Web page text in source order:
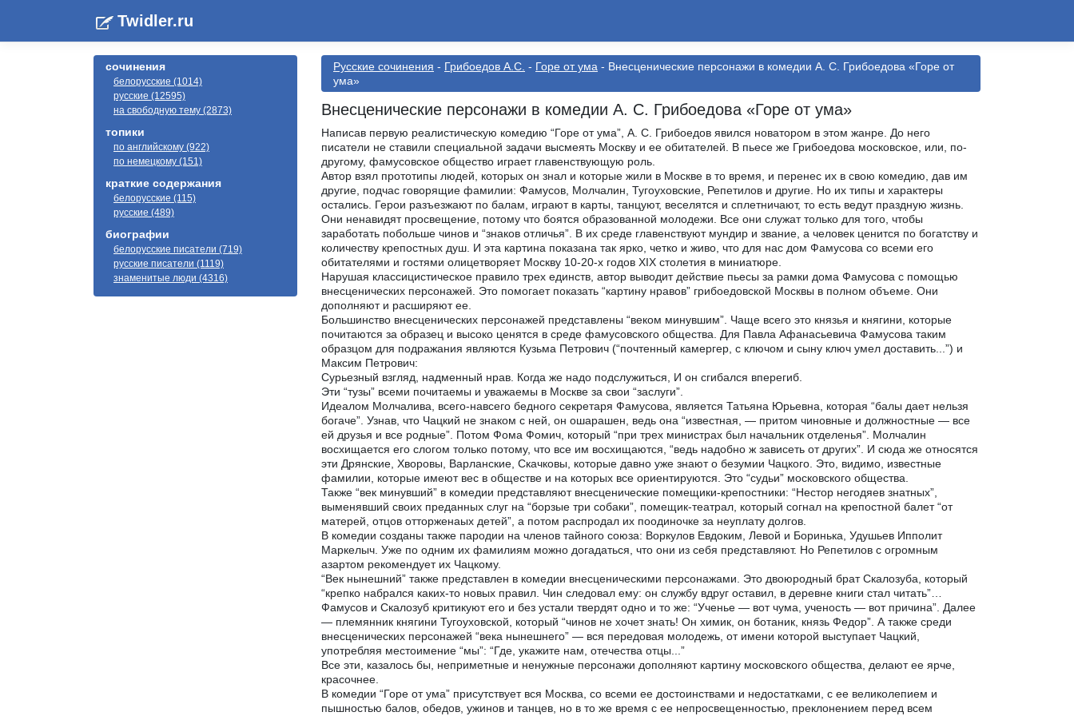
Twidler.ru
сочинения
белорусские (1014)
русские (12595)
на свободную тему (2873)
топики
по английскому (922)
по немецкому (151)
краткие содержания
белорусские (115)
русские (489)
биографии
белорусские писатели (719)
русские писатели (1119)
знаменитые люди (4316)
Русские сочинения - Грибоедов А.С. - Горе от ума - Внесценические персонажи в комедии А. С. Грибоедова «Горе от
ума»
Внесценические персонажи в комедии А. С. Грибоедова «Горе от ума»
Написав первую реалистическую комедию “Горе от ума”, А. С. Грибоедов явился новатором в этом жанре. До него
писатели не ставили специальной задачи высмеять Москву и ее обитателей. В пьесе же Грибоедова московское, или, по-
другому, фамусовское общество играет главенствующую роль.
Автор взял прототипы людей, которых он знал и которые жили в Москве в то время, и перенес их в свою комедию, дав им
другие, подчас говорящие фамилии: Фамусов, Молчалин, Тугоуховские, Репетилов и другие. Но их типы и характеры
остались. Герои разъезжают по балам, играют в карты, танцуют, веселятся и сплетничают, то есть ведут праздную жизнь.
Они ненавидят просвещение, потому что боятся образованной молодежи. Все они служат только для того, чтобы
заработать побольше чинов и “знаков отличья”. В их среде главенствуют мундир и звание, а человек ценится по богатству и
количеству крепостных душ. И эта картина показана так ярко, четко и живо, что для нас дом Фамусова со всеми его
обитателями и гостями олицетворяет Москву 10-20-х годов XIX столетия в миниатюре.
Нарушая классицистическое правило трех единств, автор выводит действие пьесы за рамки дома Фамусова с помощью
внесценических персонажей. Это помогает показать “картину нравов” грибоедовской Москвы в полном объеме. Они
дополняют и расширяют ее.
Большинство внесценических персонажей представлены “веком минувшим”. Чаще всего это князья и княгини, которые
почитаются за образец и высоко ценятся в среде фамусовского общества. Для Павла Афанасьевича Фамусова таким
образцом для подражания являются Кузьма Петрович (“почтенный камергер, с ключом и сыну ключ умел доставить...”) и
Максим Петрович:
Сурьезный взгляд, надменный нрав. Когда же надо подслужиться, И он сгибался вперегиб.
Эти “тузы” всеми почитаемы и уважаемы в Москве за свои “заслуги”.
Идеалом Молчалива, всего-навсего бедного секретаря Фамусова, является Татьяна Юрьевна, которая “балы дает нельзя
богаче”. Узнав, что Чацкий не знаком с ней, он ошарашен, ведь она “известная, — притом чиновные и должностные — все
ей друзья и все родные”. Потом Фома Фомич, который “при трех министрах был начальник отделенья”. Молчалин
восхищается его слогом только потому, что все им восхищаются, “ведь надобно ж зависеть от других”. И сюда же относятся
эти Дрянские, Хворовы, Варланские, Скачковы, которые давно уже знают о безумии Чацкого. Это, видимо, известные
фамилии, которые имеют вес в обществе и на которых все ориентируются. Это “судьи” московского общества.
Также “век минувший” в комедии представляют внесценические помещики-крепостники: “Нестор негодяев знатных”,
выменявший своих преданных слуг на “борзые три собаки”, помещик-театрал, который согнал на крепостной балет “от
матерей, отцов отторженаых детей”, а потом распродал их поодиночке за неуплату долгов.
В комедии созданы также пародии на членов тайного союза: Воркулов Евдоким, Левой и Боринька, Удушьев Ипполит
Маркелыч. Уже по одним их фамилиям можно догадаться, что они из себя представляют. Но Репетилов с огромным
азартом рекомендует их Чацкому.
“Век нынешний” также представлен в комедии внесценическими персонажами. Это двоюродный брат Скалозуба, который
“крепко набрался каких-то новых правил. Чин следовал ему: он службу вдруг оставил, в деревне книги стал читать”…
Фамусов и Скалозуб критикуют его и без устали твердят одно и то же: “Ученье — вот чума, ученость — вот причина”. Далее
— племянник княгини Тугоуховской, который “чинов не хочет знать! Он химик, он ботаник, князь Федор”. А также среди
внесценических персонажей “века нынешнего” — вся передовая молодежь, от имени которой выступает Чацкий,
употребляя местоимение “мы”: “Где, укажите нам, отечества отцы...”
Все эти, казалось бы, неприметные и ненужные персонажи дополняют картину московского общества, делают ее ярче,
красочнее.
В комедии “Горе от ума” присутствует вся Москва, со всеми ее достоинствами и недостатками, с ее великолепием и
пышностью балов, обедов, ужинов и танцев, но в то же время с ее непросвещенностью, преклонением перед всем